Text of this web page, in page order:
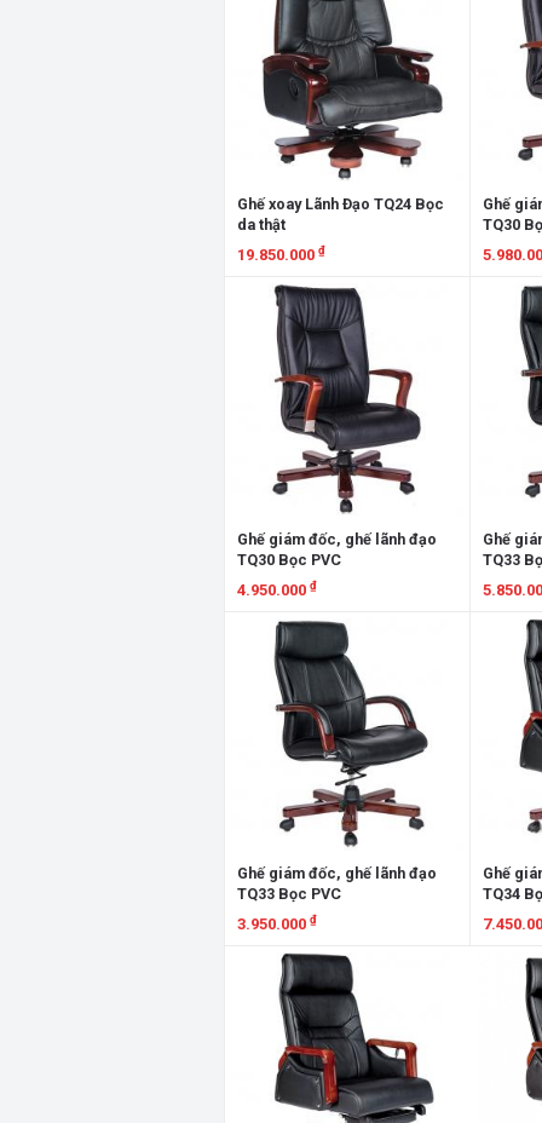
Ghế xoay Lãnh Đạo TQ24 Bọc
da thật
19.850.000 ₫
Xem chi tiết
Ghế
TQ30
Xem
Ghế giám đốc, ghế lãnh đạo
TQ30 Bọc PVC
4.950.000 ₫
Xem chi tiết
Ghế
TQ33
Xem
Ghế giám đốc, ghế lãnh đạo
TQ33 Bọc PVC
3.950.000 ₫
Xem chi tiết
Ghế
TQ34
Xem